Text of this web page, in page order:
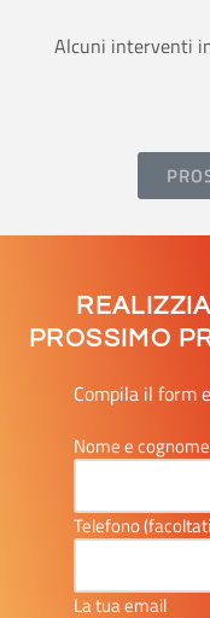
Alcuni interventi
PROSSIMO
Compila il form
Nome e cognome
Telefono
La tua email